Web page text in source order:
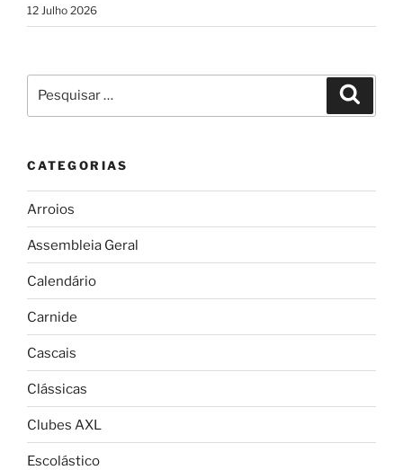
12 Julho 2026
por:
CATEGORIAS
Arroios
Assembleia Geral
Calendário
Carnide
Cascais
Clássicas
Clubes AXL
Escolástico